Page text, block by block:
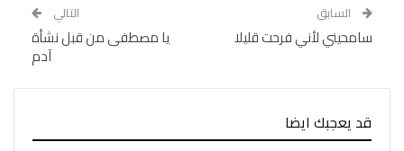
السابق
سامحيني لأني فرحت قليلا
التالي
يا مصطفى من قبل نشأة
آدم
قد يعجبك ايضا